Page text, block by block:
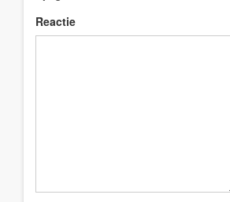
Reactie